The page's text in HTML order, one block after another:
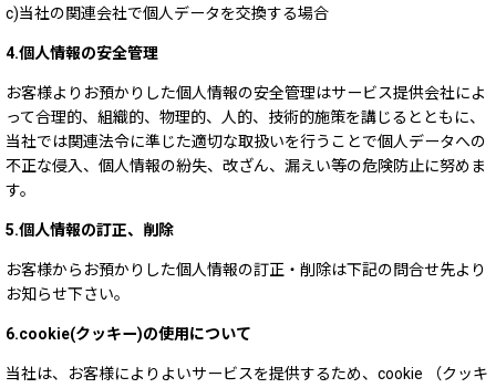
c)当社の関連会社で個人データを交換する場合
4.個人情報の安全管理
お客様よりお預かりした個人情報の安全管理はサービス提供会社によ
って合理的、組織的、物理的、人的、技術的施策を講じるとともに、
当社では関連法令に準じた適切な取扱いを行うことで個人データへの
不正な侵入、個人情報の紛失、改ざん、漏えい等の危険防止に努めま
す。
5.個人情報の訂正、削除
お客様からお預かりした個人情報の訂正・削除は下記の問合せ先より
お知らせ下さい。
6.cookie(クッキー)の使用について
当社は、お客様によりよいサービスを提供するため、cookie （クッキ